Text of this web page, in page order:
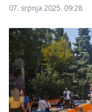
07. srpnja 2025. 09:28